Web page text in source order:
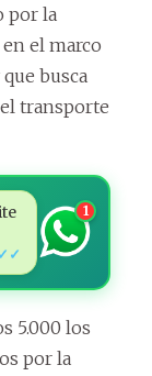
por la
el marco
busca
transporte
✓✓
1
5.000 los
por la